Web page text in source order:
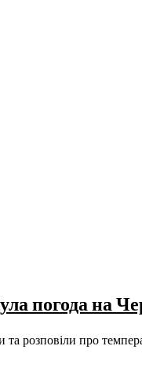
погода на
та розповіли про